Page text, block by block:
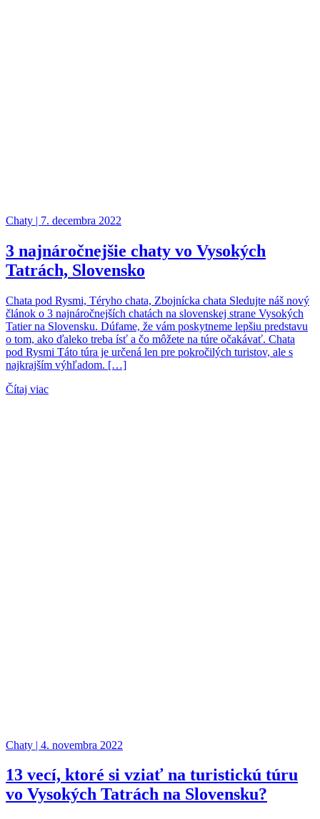
Chaty | 7. decembra 2022
3 najnáročnejšie chaty vo Vysokých
Tatrách, Slovensko
Chata pod Rysmi, Téryho chata, Zbojnícka chata Sledujte náš nový
článok o 3 najnáročnejších chatách na slovenskej strane Vysokých
Tatier na Slovensku. Dúfame, že vám poskytneme lepšiu predstavu
o tom, ako ďaleko treba ísť a čo môžete na túre očakávať. Chata
pod Rysmi Táto túra je určená len pre pokročilých turistov, ale s
najkrajším výhľadom. […]
Čítaj viac
Chaty | 4. novembra 2022
13 vecí, ktoré si vziať na turistickú túru
vo Vysokých Tatrách na Slovensku?